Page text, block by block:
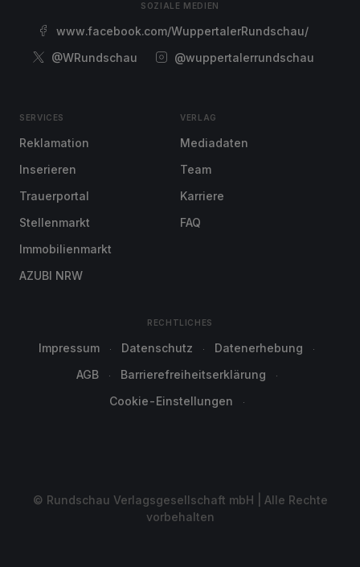
SOZIALE MEDIEN
www.facebook.com/WuppertalerRundschau/
@WRundschau
@wuppertalerrundschau
SERVICES
Reklamation
Inserieren
Trauerportal
Stellenmarkt
Immobilienmarkt
AZUBI NRW
VERLAG
Mediadaten
Team
Karriere
FAQ
RECHTLICHES
Impressum Datenschutz
Datenerhebung
AGB
Barrierefreiheitserklärung
Cookie-Einstellungen
© Rundschau Verlagsgesellschaft mbH | Alle Rechte
vorbehalten